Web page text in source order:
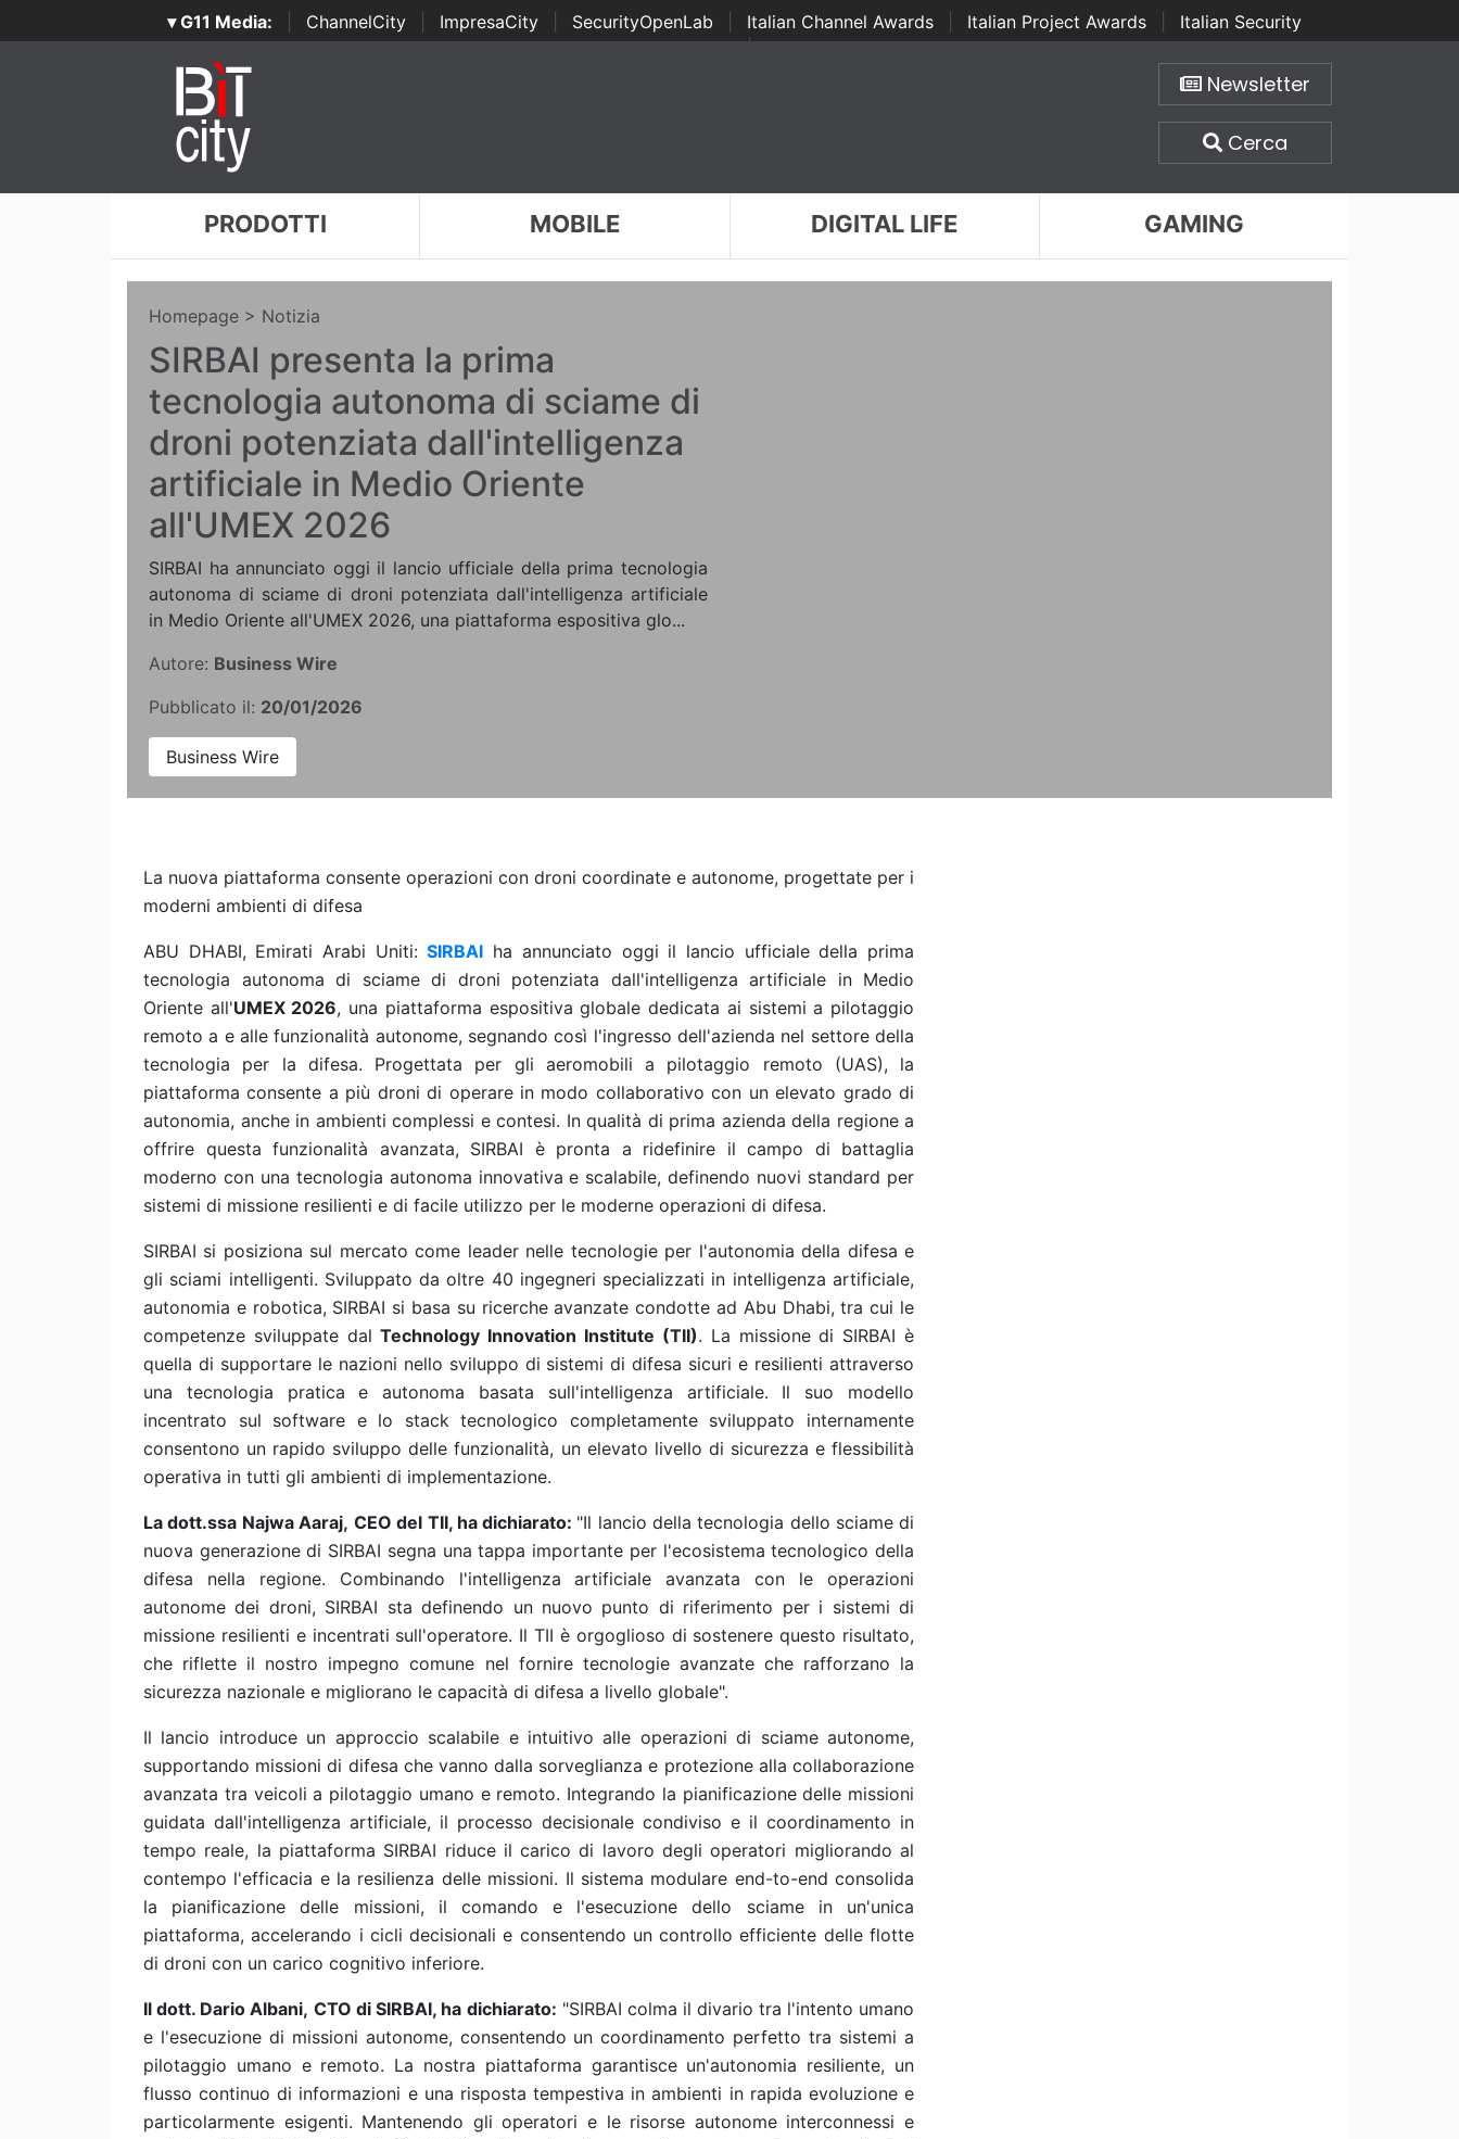
▾ G11 Media: ChannelCity ImpresaCity SecurityOpenLab Italian Channel Awards Italian Project Awards
Italian Security
Awards | ...
Newsletter
Cerca
PRODOTTI MOBILE DIGITAL LIFE GAMING
Homepage > Notizia
SIRBAI presenta la prima
tecnologia autonoma di sciame di
droni potenziata dall'intelligenza
artificiale in Medio Oriente
all'UMEX 2026
SIRBAI ha annunciato oggi il lancio ufficiale della prima tecnologia
autonoma di sciame di droni potenziata dall'intelligenza artificiale
in Medio Oriente all'UMEX 2026, una piattaforma espositiva glo...
Autore: Business Wire
Pubblicato il: 20/01/2026
Business Wire
La nuova piattaforma consente operazioni con droni coordinate e autonome, progettate per i
moderni ambienti di difesa
ABU DHABI, Emirati Arabi Uniti:SIRBAI ha annunciato oggi il lancio ufficiale della prima
tecnologia autonoma di sciame di droni potenziata dall'intelligenza artificiale in Medio
Oriente all'UMEX 2026, una piattaforma espositiva globale dedicata ai sistemi a pilotaggio
remoto a e alle funzionalità autonome, segnando così l'ingresso dell'azienda nel settore della
tecnologia per la difesa. Progettata per gli aeromobili a pilotaggio remoto (UAS), la
piattaforma consente a più droni di operare in modo collaborativo con un elevato grado di
autonomia, anche in ambienti complessi e contesi. In qualità di prima azienda della regione a
offrire questa funzionalità avanzata, SIRBAI è pronta a ridefinire il campo di battaglia
moderno con una tecnologia autonoma innovativa e scalabile, definendo nuovi standard per
sistemi di missione resilienti e di facile utilizzo per le moderne operazioni di difesa.
SIRBAI si posiziona sul mercato come leader nelle tecnologie per l'autonomia della difesa e
gli sciami intelligenti. Sviluppato da oltre 40 ingegneri specializzati in intelligenza artificiale,
autonomia e robotica, SIRBAI si basa su ricerche avanzate condotte ad Abu Dhabi, tra cui le
competenze sviluppate dalTechnology Innovation Institute (TII). La missione di SIRBAI è
quella di supportare le nazioni nello sviluppo di sistemi di difesa sicuri e resilienti attraverso
una tecnologia pratica e autonoma basata sull'intelligenza artificiale. Il suo modello
incentrato sul software e lo stack tecnologico completamente sviluppato internamente
consentono un rapido sviluppo delle funzionalità, un elevato livello di sicurezza e flessibilità
operativa in tutti gli ambienti di implementazione.
La dott.ssa Najwa Aaraj, CEO del TII, ha dichiarato: "Il lancio della tecnologia dello sciame di
nuova generazione di SIRBAI segna una tappa importante per l'ecosistema tecnologico della
difesa nella regione. Combinando l'intelligenza artificiale avanzata con le operazioni
autonome dei droni, SIRBAI sta definendo un nuovo punto di riferimento per i sistemi di
missione resilienti e incentrati sull'operatore. Il TII è orgoglioso di sostenere questo risultato,
che riflette il nostro impegno comune nel fornire tecnologie avanzate che rafforzano la
sicurezza nazionale e migliorano le capacità di difesa a livello globale".
Il lancio introduce un approccio scalabile e intuitivo alle operazioni di sciame autonome,
supportando missioni di difesa che vanno dalla sorveglianza e protezione alla collaborazione
avanzata tra veicoli a pilotaggio umano e remoto. Integrando la pianificazione delle missioni
guidata dall'intelligenza artificiale, il processo decisionale condiviso e il coordinamento in
tempo reale, la piattaforma SIRBAI riduce il carico di lavoro degli operatori migliorando al
contempo l'efficacia e la resilienza delle missioni. Il sistema modulare end-to-end consolida
la pianificazione delle missioni, il comando e l'esecuzione dello sciame in un'unica
piattaforma, accelerando i cicli decisionali e consentendo un controllo efficiente delle flotte
di droni con un carico cognitivo inferiore.
Il dott. Dario Albani, CTO di SIRBAI, ha dichiarato: "SIRBAI colma il divario tra l'intento umano
e l'esecuzione di missioni autonome, consentendo un coordinamento perfetto tra sistemi a
pilotaggio umano e remoto. La nostra piattaforma garantisce un'autonomia resiliente, un
flusso continuo di informazioni e una risposta tempestiva in ambienti in rapida evoluzione e
particolarmente esigenti. Mantenendo gli operatori e le risorse autonome interconnessi e